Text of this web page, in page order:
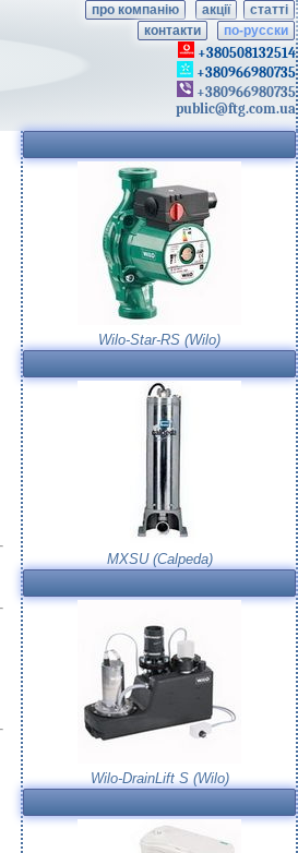
про компанію акції
статті
контакти
по-русски
+380508132514
+380966980735
+380966980735
public@ftg.com.ua
Wilo-Star-RS (Wilo)
MXSU (Calpeda)
Wilo-DrainLift S (Wilo)